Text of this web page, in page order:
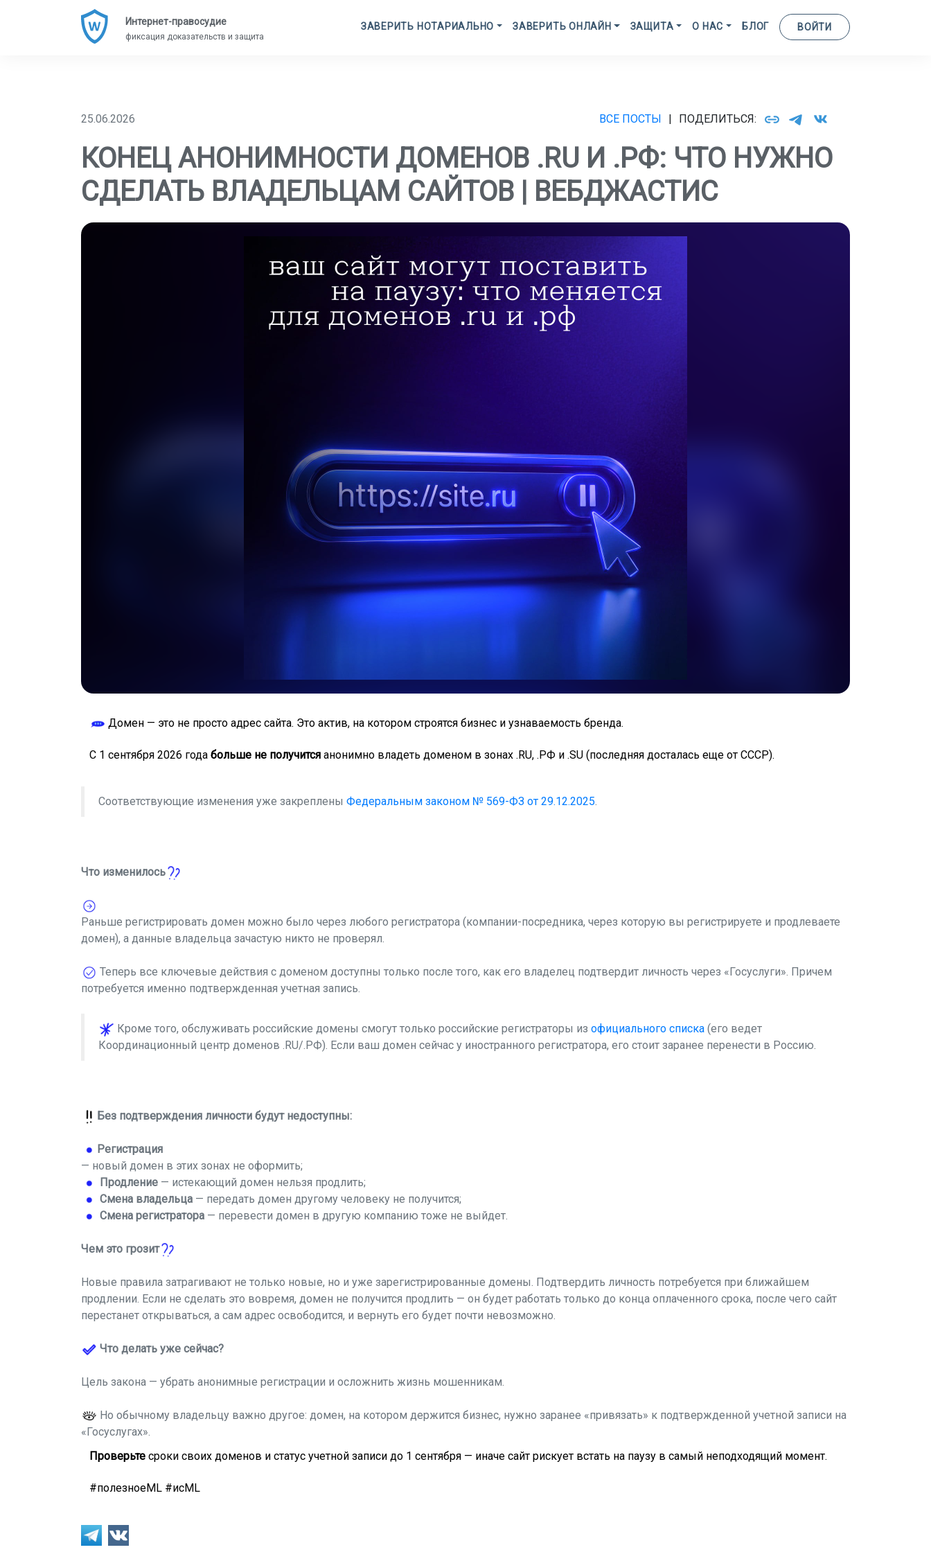
Интернет-правосудие
фиксация доказательств и защита
ЗАВЕРИТЬ НОТАРИАЛЬНО ЗАВЕРИТЬ ОНЛАЙН ЗАЩИТА О НАС БЛОГ ВОЙТИ
25.06.2026 ВСЕ ПОСТЫ | ПОДЕЛИТЬСЯ:
КОНЕЦ АНОНИМНОСТИ ДОМЕНОВ .RU И .РФ: ЧТО НУЖНО
СДЕЛАТЬ ВЛАДЕЛЬЦАМ САЙТОВ | ВЕБДЖАСТИС
Домен — это не просто адрес сайта. Это актив, на котором строятся бизнес и узнаваемость бренда.
С 1 сентября 2026 года больше не получится анонимно владеть доменом в зонах .RU, .РФ и .SU (последняя досталась еще от СССР).
Соответствующие изменения уже закреплены Федеральным законом № 569-ФЗ от 29.12.2025.
Что изменилось
Раньше регистрировать домен можно было через любого регистратора (компании-посредника, через которую вы регистрируете и продлеваете
домен), а данные владельца зачастую никто не проверял.
Теперь все ключевые действия с доменом доступны только после того, как его владелец подтвердит личность через «Госуслуги». Причем
потребуется именно подтвержденная учетная запись.
Кроме того, обслуживать российские домены смогут только российские регистраторы изофициального списка (его ведет
Координационный центр доменов .RU/.РФ). Если ваш домен сейчас у иностранного регистратора, его стоит заранее перенести в Россию.
Без подтверждения личности будут недоступны:
Регистрация
— новый домен в этих зонах не оформить;
Продление — истекающий домен нельзя продлить;
Смена владельца — передать домен другому человеку не получится;
Смена регистратора — перевести домен в другую компанию тоже не выйдет.
Чем это грозит
Новые правила затрагивают не только новые, но и уже зарегистрированные домены. Подтвердить личность потребуется при ближайшем
продлении. Если не сделать это вовремя, домен не получится продлить — он будет работать только до конца оплаченного срока, после чего сайт
перестанет открываться, а сам адрес освободится, и вернуть его будет почти невозможно.
Что делать уже сейчас?
Цель закона — убрать анонимные регистрации и осложнить жизнь мошенникам.
Но обычному владельцу важно другое: домен, на котором держится бизнес, нужно заранее «привязать» к подтвержденной учетной записи на
«Госуслугах».
Проверьте сроки своих доменов и статус учетной записи до 1 сентября — иначе сайт рискует встать на паузу в самый неподходящий момент.
#полезноеML #исML